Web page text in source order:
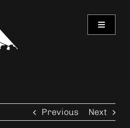
Toggle
Verein
Previous Next